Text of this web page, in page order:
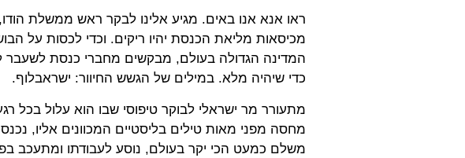
ראו אנא אנו באים. מגיע אלינו לבקר ראש ממשלת
מכיסאות מליאת הכנסת יהיו ריקים. וכדי לכסות על
המדינה הגדולה בעולם, מבקשים מחברי כנסת לשעבר
כדי שיהיה מלא. במילים של הגשש החיוור: ישראבלוף.
מתעורר מר ישראלי לבוקר טיפוסי שבו הוא עלול בכל
מחסה מפני מאות טילים בליסטיים המכוונים אליו,
משלם כמעט הכי יקר בעולם, נוסע לעבודתו ומתעכב